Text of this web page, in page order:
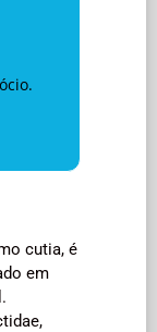
cutia, é
em